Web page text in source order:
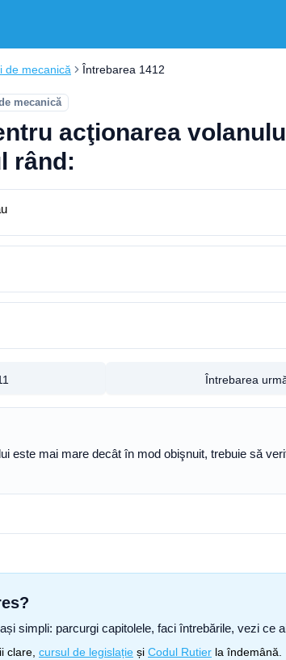
de mecanică Întrebarea 1412
mecanică
acţionarea
rând:
Întrebarea
este mai mare decât în mod obişnuit, trebuie să
simpli: parcurgi capitolele, faci întrebările, vezi
clare, cursul de legislație și Codul Rutier la îndemână.